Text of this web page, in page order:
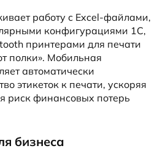
работу с Excel-файлами,
конфигурациями 1С,
принтерами для печати
полки». Мобильная
автоматически
этикеток к печати, ускоряя
риск финансовых потерь
бизнеса